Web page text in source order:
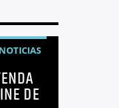
NOTICIAS
TERROR
DE